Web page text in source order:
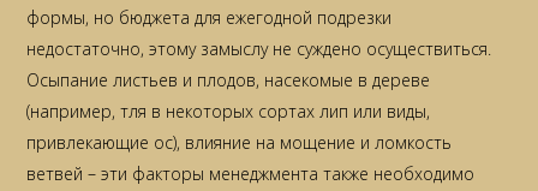
формы, но бюджета для ежегодной подрезки
недостаточно, этому замыслу не суждено осуществиться.
Осыпание листьев и плодов, насекомые в дереве
(например, тля в некоторых сортах лип или виды,
привлекающие ос), влияние на мощение и ломкость
ветвей – эти факторы менеджмента также необходимо